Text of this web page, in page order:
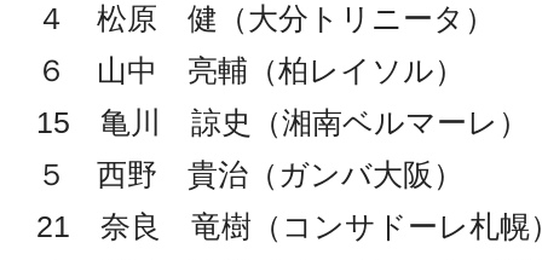
４ 松原 健（大分トリニータ）
６ 山中 亮輔（柏レイソル）
15 亀川 諒史（湘南ベルマーレ）
５ 西野 貴治（ガンバ大阪）
21 奈良 竜樹（コンサドーレ札幌